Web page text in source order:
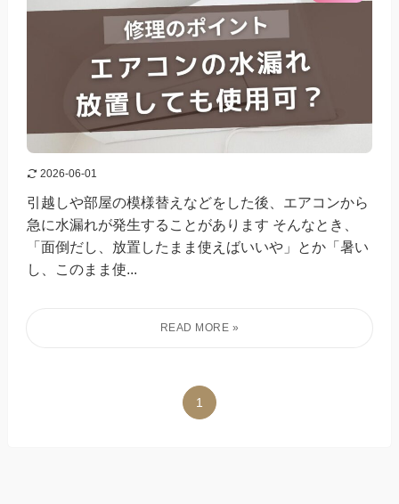
2026-06-01
引越しや部屋の模様替えなどをした後、エアコンから
急に水漏れが発生することがあります そんなとき、
「面倒だし、放置したまま使えばいいや」とか「暑い
し、このまま使...
1